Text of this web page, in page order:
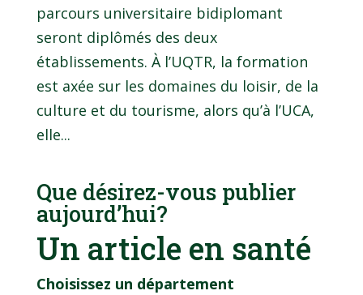
parcours universitaire bidiplomant
seront diplômés des deux
établissements. À l’UQTR, la formation
est axée sur les domaines du loisir, de la
culture et du tourisme, alors qu’à l’UCA,
elle...
Que désirez-vous publier
aujourd’hui?
Un article en santé
Choisissez un département